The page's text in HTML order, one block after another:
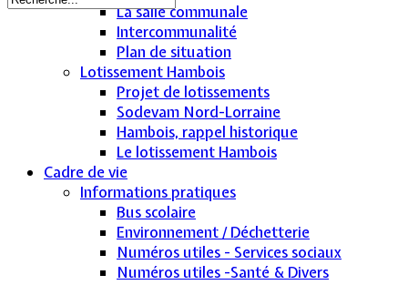
La salle communale
Intercommunalité
Plan de situation
Lotissement Hambois
Projet de lotissements
Sodevam Nord-Lorraine
Hambois, rappel historique
Le lotissement Hambois
Cadre de vie
Informations pratiques
Bus scolaire
Environnement / Déchetterie
Numéros utiles - Services sociaux
Numéros utiles -Santé & Divers